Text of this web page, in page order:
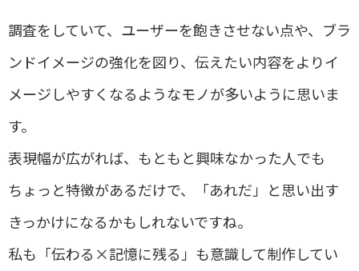
調査をしていて、ユーザーを飽きさせない点や、ブラ
ンドイメージの強化を図り、伝えたい内容をよりイ
メージしやすくなるようなモノが多いように思いま
す。
表現幅が広がれば、もともと興味なかった人でも
ちょっと特徴があるだけで、「あれだ」と思い出す
きっかけになるかもしれないですね。
私も「伝わる×記憶に残る」も意識して制作してい